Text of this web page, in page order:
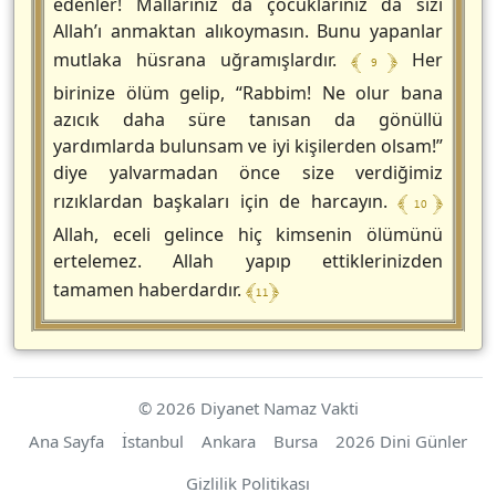
Allah’ı anmaktan alıkoymasın. Bunu yapanlar
mutlaka hüsrana uğramışlardır. ﴾ 9 ﴿ Her
birinize ölüm gelip, “Rabbim! Ne olur bana
azıcık daha süre tanısan da gönüllü
yardımlarda bulunsam ve iyi kişilerden olsam!”
diye yalvarmadan önce size verdiğimiz
rızıklardan başkaları için de harcayın.﴾ 10 ﴿
Allah, eceli gelince hiç kimsenin ölümünü
ertelemez. Allah yapıp ettiklerinizden
tamamen haberdardır. ﴾ 11 ﴿
© 2026 Diyanet Namaz Vakti
Ana Sayfa
İstanbul Ankara Bursa
2026 Dini Günler
Gizlilik Politikası